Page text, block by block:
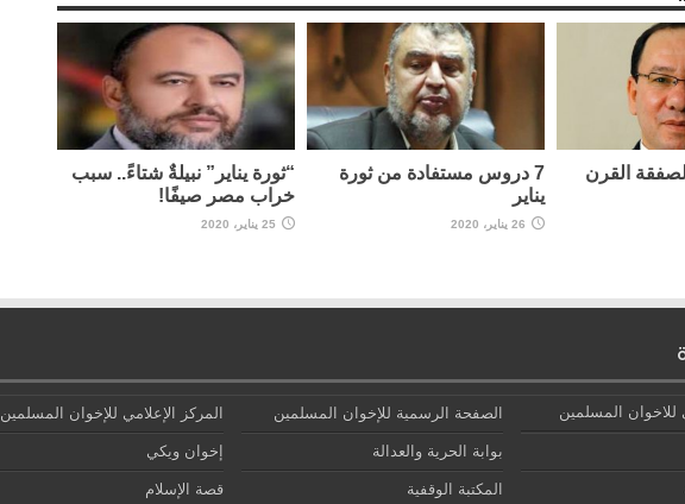
القرن
7 دروس مستفادة من ثورة
يناير
26 يناير، 2020
“ثورة يناير” نبيلةٌ شتاءً.. سبب
خراب مصر صيفًا!
25 يناير، 2020
للاخوان المسلمين الصفحة الرسمية للإخوان المسلمين المركز الإعلامي للإخوان المسلمين
بوابة الحرية والعدالة إخوان ويكي
المكتبة الوقفية قصة الإسلام